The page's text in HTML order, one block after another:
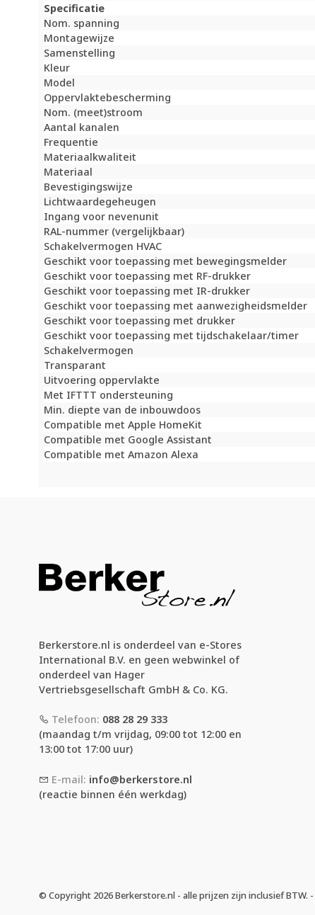
Specificatie
Nom. spanning
Montagewijze
Samenstelling
Kleur
Model
Oppervlaktebescherming
Nom. (meet)stroom
Aantal kanalen
Frequentie
Materiaalkwaliteit
Materiaal
Bevestigingswijze
Lichtwaardegeheugen
Ingang voor nevenunit
RAL-nummer (vergelijkbaar)
Schakelvermogen HVAC
Geschikt voor toepassing met bewegingsmelder
Geschikt voor toepassing met RF-drukker
Geschikt voor toepassing met IR-drukker
Geschikt voor toepassing met aanwezigheidsmelder
Geschikt voor toepassing met drukker
Geschikt voor toepassing met tijdschakelaar/timer
Schakelvermogen
Transparant
Uitvoering oppervlakte
Met IFTTT ondersteuning
Min. diepte van de inbouwdoos
Compatible met Apple HomeKit
Compatible met Google Assistant
Compatible met Amazon Alexa
Berkerstore.nl is onderdeel van e-Stores
International B.V. en geen webwinkel of
onderdeel van Hager
Vertriebsgesellschaft GmbH & Co. KG.
Telefoon: 088 28 29 333
(maandag t/m vrijdag, 09:00 tot 12:00 en
13:00 tot 17:00 uur)
E-mail: info@berkerstore.nl
(reactie binnen één werkdag)
© Copyright 2026 Berkerstore.nl - alle prijzen zijn inclusief BTW. -